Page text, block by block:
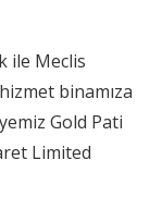
ile Meclis
binamıza
Gold Pati
Limited